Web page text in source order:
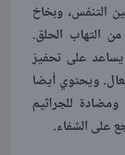
التنفس، وبخاخ
التهاب الحلق.
يساعد على تحفيز
ويحتوي أيضا
للجراثيم
على الشفاء.